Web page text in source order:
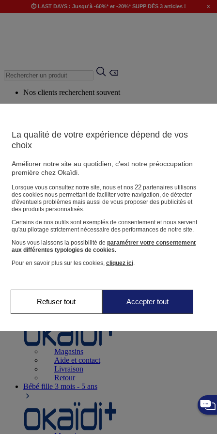
⏱️ LAST DAYS : Jusqu'à -60%* et -20%* SUPP DÈS 3 articles ! x
Nos clients recherchent souvent
Produits suggérés
Voir tous les produits
Magasin
Vos informations personnelles
Suivre une commande
Panier
Favoris
Naissance0-12 mois
Magasins
Aide et contact
Livraison
Retour
Bébé fille 3 mois - 5 ans
La qualité de votre expérience dépend de vos
choix
Améliorer notre site au quotidien, c'est notre préoccupation
première chez Okaïdi.
Lorsque vous consultez notre site, nous et nos 22partenaires utilisons
des cookies nous permettant de faciliter votre navigation, de détecter
d'éventuels problèmes mais aussi de vous proposer des publicités et
des produits personnalisés.
Certains de nos outils sont exemptés de consentement et nous servent
qu'au pilotage strictement nécessaire des performances de notre site.
Nous vous laissons la possibilité de paramétrer votre consentement
aux différentes typologies de cookies.
Pour en savoir plus sur les cookies, cliquez ici.
Refuser tout Accepter tout